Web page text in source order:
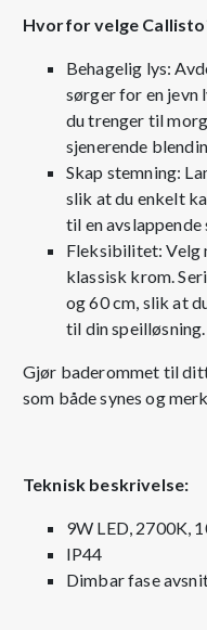
Hvorfor velge
Behagelig lys:
sørger for en jevn
du trenger til
sjenerende
Skap stemning:
slik at du enkelt
til en
Fleksibilitet: Velg
klassisk krom.
og 60 cm, slik at
til din speilløsning.
Gjør baderommet til
som både synes og
Teknisk beskrivelse:
9W LED, 2700K,
IP44
Dimbar fase